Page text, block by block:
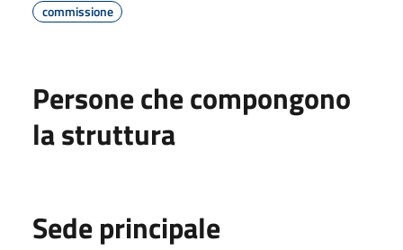
commissione
Persone che compongono
la struttura
Sede principale